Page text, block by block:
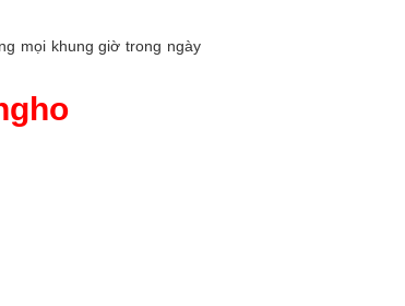
mọi khung giờ trong ngày